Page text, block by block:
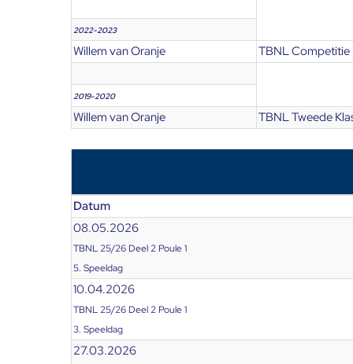
2022-2023
Willem van Oranje TBNL Competitie
2019-2020
Willem van Oranje TBNL Tweede
Datum
08.05.2026
TBNL 25/26 Deel 2 Poule 1
5. Speeldag
10.04.2026
TBNL 25/26 Deel 2 Poule 1
3. Speeldag
27.03.2026